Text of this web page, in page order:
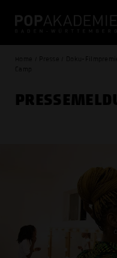
Home / Presse / Doku-
Camp